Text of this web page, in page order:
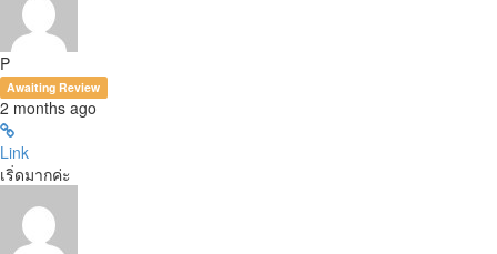
P
Awaiting Review
2 months ago
Link
เริ่ดมากค่ะ